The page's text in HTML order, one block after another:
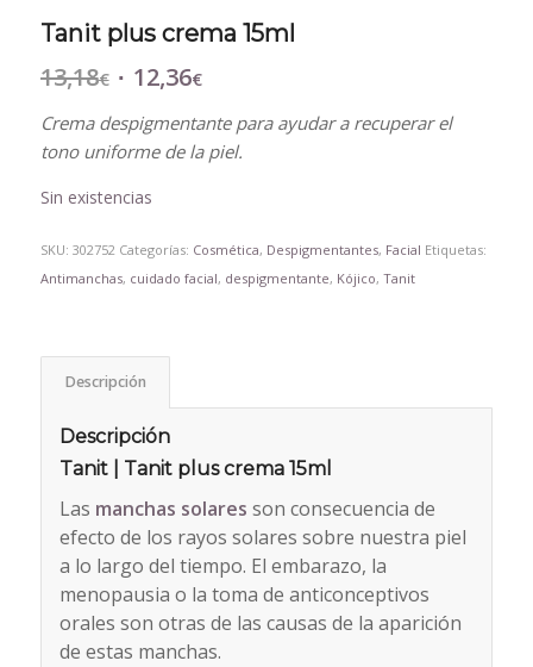
Tanit plus crema 15ml
13,18€ El
original
era:
13,18€.
12,36€El
actual
es:
Crema despigmentante para ayudar a recuperar el
tono uniforme de la piel.
Sin existencias
SKU: 302752 Categorías: Cosmética, Despigmentantes, Facial Etiquetas:
Antimanchas, cuidado facial, despigmentante, Kójico, Tanit
Descripción
Descripción
Tanit | Tanit plus crema 15ml
Las manchas solares son consecuencia de
efecto de los rayos solares sobre nuestra piel
a lo largo del tiempo. El embarazo, la
menopausia o la toma de anticonceptivos
orales son otras de las causas de la aparición
de estas manchas.